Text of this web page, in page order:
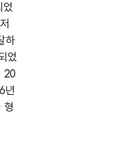
었
하
었
20
년
형